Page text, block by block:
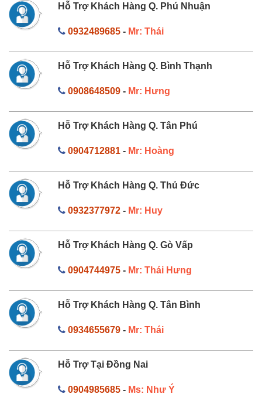
Hỗ Trợ Khách Hàng Q. Phú Nhuận
0932489685- Mr: Thái
Hỗ Trợ Khách Hàng Q. Bình Thạnh
0908648509- Mr: Hưng
Hỗ Trợ Khách Hàng Q. Tân Phú
0904712881- Mr: Hoàng
Hỗ Trợ Khách Hàng Q. Thủ Đức
0932377972- Mr: Huy
Hỗ Trợ Khách Hàng Q. Gò Vấp
0904744975- Mr: Thái Hưng
Hỗ Trợ Khách Hàng Q. Tân Bình
0934655679- Mr: Thái
Hỗ Trợ Tại Đồng Nai
0904985685- Ms: Như Ý